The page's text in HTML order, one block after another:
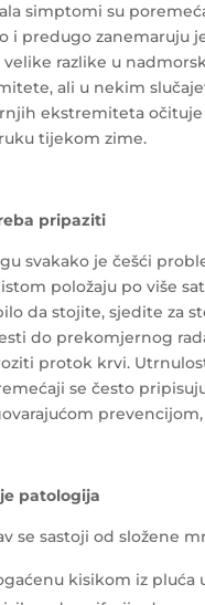
simptomi su
i predugo zanemaruju
razlike u
ali u nekim
ekstremiteta
tijekom zime.
pripaziti
svakako je češći
položaju po više
da stojite, sjedite za
do prekomjernog
protok krvi.
se često
patologija
se sastoji od složene
kisikom iz pluća